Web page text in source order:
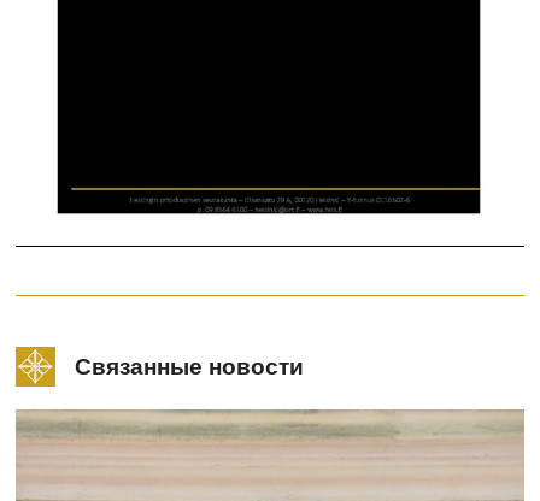
Связанные новости